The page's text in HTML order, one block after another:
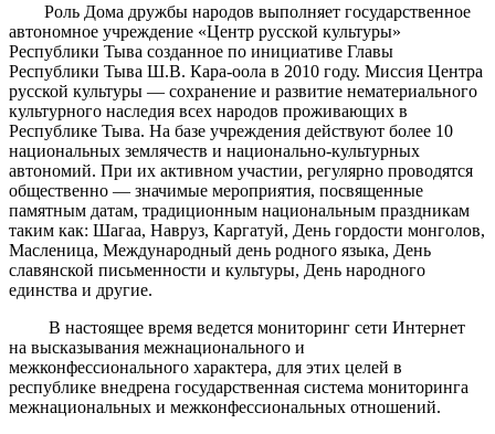
Роль Дома дружбы народов выполняет государственное
автономное учреждение «Центр русской культуры»
Республики Тыва созданное по инициативе Главы
Республики Тыва Ш.В. Кара-оола в 2010 году. Миссия Центра
русской культуры — сохранение и развитие нематериального
культурного наследия всех народов проживающих в
Республике Тыва. На базе учреждения действуют более 10
национальных землячеств и национально-культурных
автономий. При их активном участии, регулярно проводятся
общественно — значимые мероприятия, посвященные
памятным датам, традиционным национальным праздникам
таким как: Шагаа, Навруз, Каргатуй, День гордости монголов,
Масленица, Международный день родного языка, День
славянской письменности и культуры, День народного
единства и другие.
В настоящее время ведется мониторинг сети Интернет
на высказывания межнационального и
межконфессионального характера, для этих целей в
республике внедрена государственная система мониторинга
межнациональных и межконфессиональных отношений.